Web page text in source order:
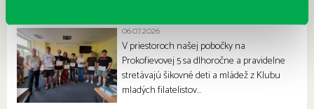
06.07.2026
V priestoroch našej pobočky na
Prokofievovej 5 sa dlhoročne a pravidelne
stretávajú šikovné deti a mládež z Klubu
mladých filatelistov…